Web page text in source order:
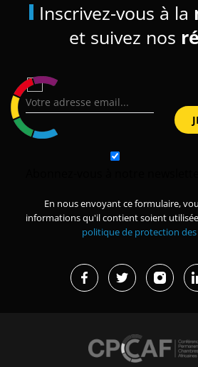
Inscrivez-vous à la
et suivez nos
En nous envoyant ce formulaire,
informations qu'il contient soient
politique de protection